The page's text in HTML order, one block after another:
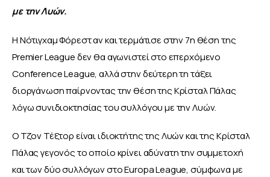
με την Λυών.
Η Νότιγχαμ Φόρεστ αν και τερμάτισε στην 7η θέση της
Premier League δεν θα αγωνιστεί στο επερχόμενο
Conference League, αλλά στην δεύτερη τη τάξει
διοργάνωση παίρνοντας την θέση της Κρίσταλ Πάλας
λόγω συνιδιοκτησίας του συλλόγου με την Λυών.
Ο Τζον Τέξτορ είναι ιδιοκτήτης της Λυών και της Κρίσταλ
Πάλας γεγονός το οποίο κρίνει αδύνατη την συμμετοχή
και των δύο συλλόγων στο Europa League, σύμφωνα με